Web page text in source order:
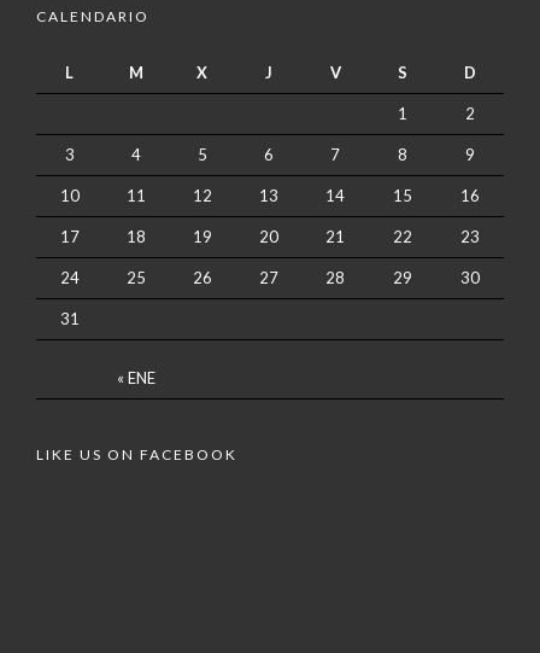
CALENDARIO
L M X J V S D
« ENE
1 2
3 4 5 6 7 8 9
10 11 12 13 14 15 16
17 18 19 20 21 22 23
24 25 26 27 28 29 30
31
LIKE US ON FACEBOOK